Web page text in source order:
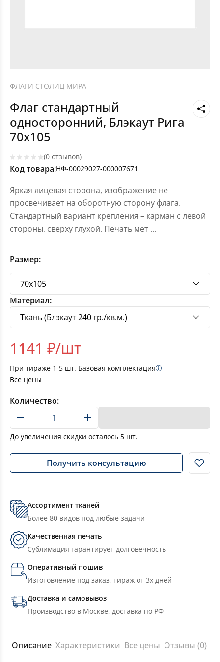
ФЛАГИ СТОЛИЦ МИРА
Флаг стандартный
односторонний, Блэкаут Рига
70х105
(0 отзывов)
Код товара:НФ-00029027-000007671
Яркая лицевая сторона, изображение не
просвечивает на оборотную сторону флага.
Стандартный вариант крепления – карман с левой
стороны, сверху глухой. Печать мет ...
Размер:
Материал:
1141 ₽/шт
При тираже 1-5 шт. Базовая комплектация
Все цены
Количество:
До увеличения скидки осталось 5 шт.
Получить консультацию
Ассортимент тканей
Более 80 видов под любые задачи
Качественная печать
Сублимация гарантирует долговечность
Оперативный пошив
Изготовление под заказ, тираж от 3х дней
Доставка и самовывоз
Производство в Москве, доставка по РФ
Описание Характеристики Все цены Отзывы (0)